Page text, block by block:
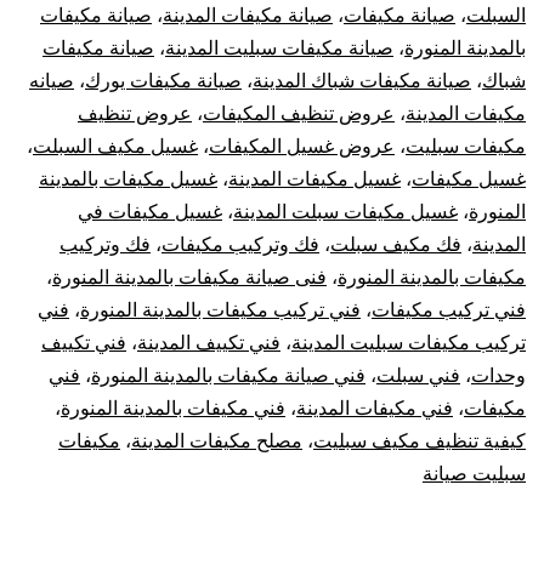
السبلت، صيانة مكيفات، صيانة مكيفات المدينة، صيانة مكيفات
بالمدينة المنورة، صيانة مكيفات سبليت المدينة، صيانة مكيفات
شباك، صيانة مكيفات شباك المدينة، صيانة مكيفات يورك، صيانه
مكيفات المدينة، عروض تنظيف المكيفات، عروض تنظيف
مكيفات سبليت، عروض غسيل المكيفات، غسيل مكيف السبلت،
غسيل مكيفات، غسيل مكيفات المدينة، غسيل مكيفات بالمدينة
المنورة، غسيل مكيفات سبلت المدينة، غسيل مكيفات في
المدينة، فك مكيف سبلت، فك وتركيب مكيفات، فك وتركيب
مكيفات بالمدينة المنورة، فنى صيانة مكيفات بالمدينة المنورة،
فني تركيب مكيفات، فني تركيب مكيفات بالمدينة المنورة، فني
تركيب مكيفات سبليت المدينة، فني تكييف المدينة، فني تكييف
وحدات، فني سبلت، فني صيانة مكيفات بالمدينة المنورة، فني
مكيفات، فني مكيفات المدينة، فني مكيفات بالمدينة المنورة،
كيفية تنظيف مكيف سبليت، مصلح مكيفات المدينة، مكيفات
سبليت صيانة